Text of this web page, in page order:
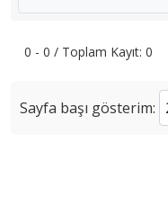
0 - 0 / Toplam Kayıt: 0
Sayfa başı gösterim: